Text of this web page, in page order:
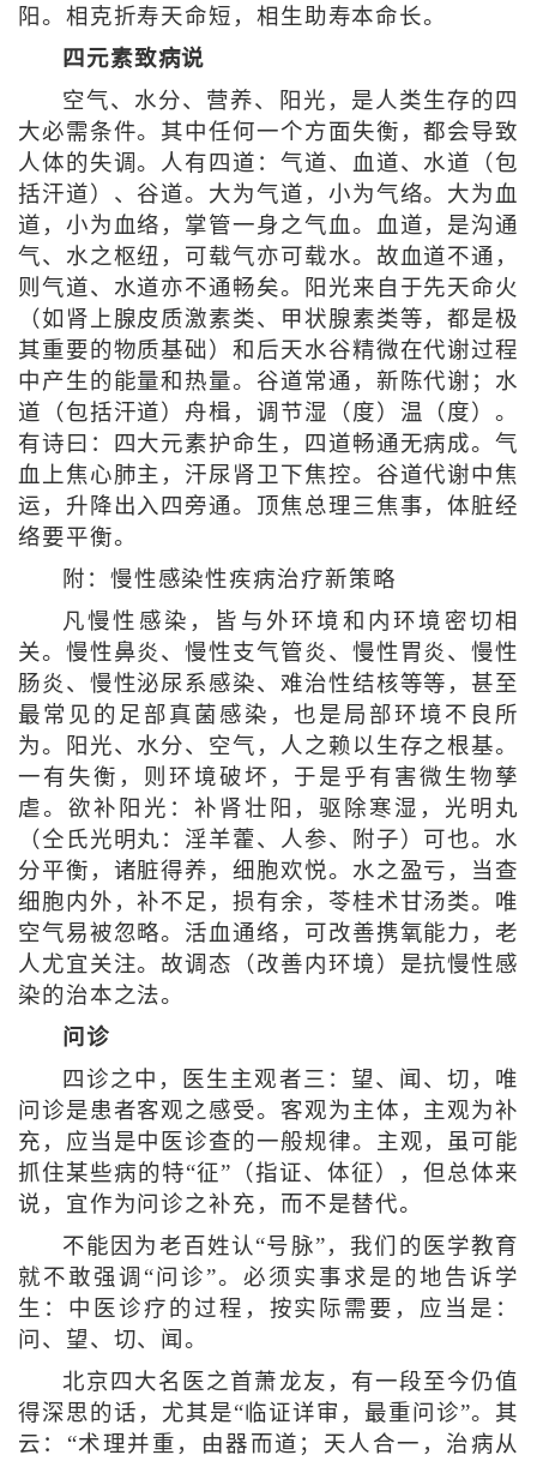
阳。相克折寿天命短，相生助寿本命长。
四元素致病说
空气、水分、营养、阳光，是人类生存的四
大必需条件。其中任何一个方面失衡，都会导致
人体的失调。人有四道：气道、血道、水道（包
括汗道）、谷道。大为气道，小为气络。大为血
道，小为血络，掌管一身之气血。血道，是沟通
气、水之枢纽，可载气亦可载水。故血道不通，
则气道、水道亦不通畅矣。阳光来自于先天命火
（如肾上腺皮质激素类、甲状腺素类等，都是极
其重要的物质基础）和后天水谷精微在代谢过程
中产生的能量和热量。谷道常通，新陈代谢；水
道（包括汗道）舟楫，调节湿（度）温（度）。
有诗曰：四大元素护命生，四道畅通无病成。气
血上焦心肺主，汗尿肾卫下焦控。谷道代谢中焦
运，升降出入四旁通。顶焦总理三焦事，体脏经
络要平衡。
附：慢性感染性疾病治疗新策略
凡慢性感染，皆与外环境和内环境密切相
关。慢性鼻炎、慢性支气管炎、慢性胃炎、慢性
肠炎、慢性泌尿系感染、难治性结核等等，甚至
最常见的足部真菌感染，也是局部环境不良所
为。阳光、水分、空气，人之赖以生存之根基。
一有失衡，则环境破坏，于是乎有害微生物孳
虐。欲补阳光：补肾壮阳，驱除寒湿，光明丸
（仝氏光明丸：淫羊藿、人参、附子）可也。水
分平衡，诸脏得养，细胞欢悦。水之盈亏，当查
细胞内外，补不足，损有余，苓桂术甘汤类。唯
空气易被忽略。活血通络，可改善携氧能力，老
人尤宜关注。故调态（改善内环境）是抗慢性感
染的治本之法。
问诊
四诊之中，医生主观者三：望、闻、切，唯
问诊是患者客观之感受。客观为主体，主观为补
充，应当是中医诊查的一般规律。主观，虽可能
抓住某些病的特“征”（指证、体征），但总体来
说，宜作为问诊之补充，而不是替代。
不能因为老百姓认“号脉”，我们的医学教育
就不敢强调“问诊”。必须实事求是的地告诉学
生：中医诊疗的过程，按实际需要，应当是：
问、望、切、闻。
北京四大名医之首萧龙友，有一段至今仍值
得深思的话，尤其是“临证详审，最重问诊”。其
云：“术理并重，由器而道；天人合一，治病从